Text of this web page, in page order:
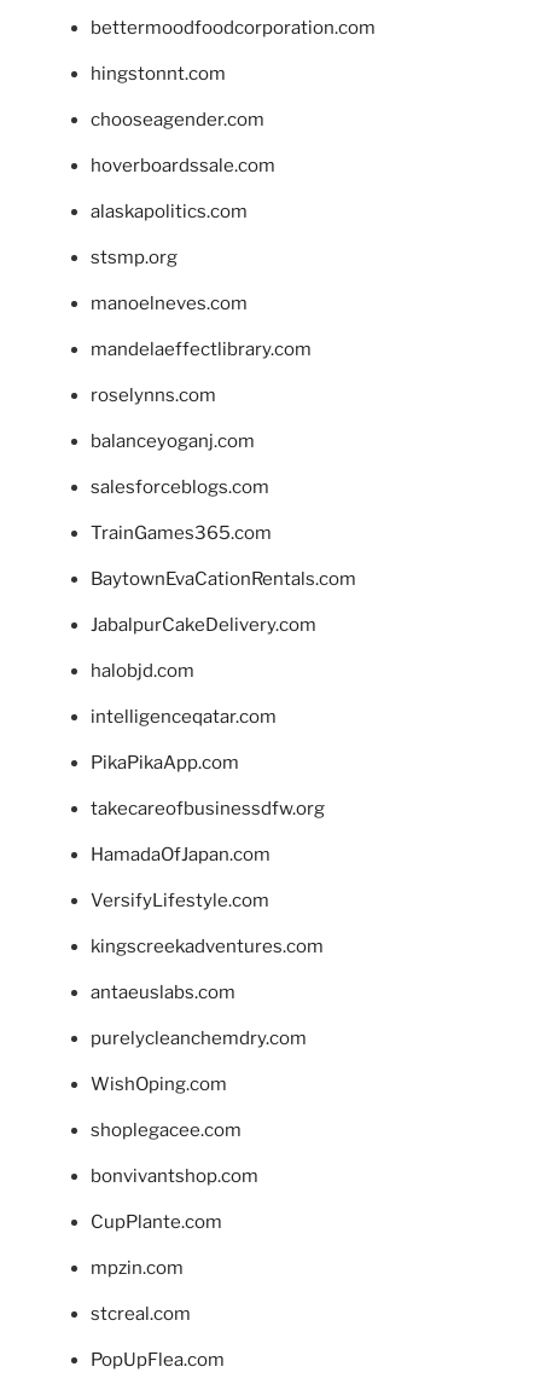
bettermoodfoodcorporation.com
hingstonnt.com
chooseagender.com
hoverboardssale.com
alaskapolitics.com
stsmp.org
manoelneves.com
mandelaeffectlibrary.com
roselynns.com
balanceyoganj.com
salesforceblogs.com
TrainGames365.com
BaytownEvaCationRentals.com
JabalpurCakeDelivery.com
halobjd.com
intelligenceqatar.com
PikaPikaApp.com
takecareofbusinessdfw.org
HamadaOfJapan.com
VersifyLifestyle.com
kingscreekadventures.com
antaeuslabs.com
purelycleanchemdry.com
WishOping.com
shoplegacee.com
bonvivantshop.com
CupPlante.com
mpzin.com
stcreal.com
PopUpFlea.com